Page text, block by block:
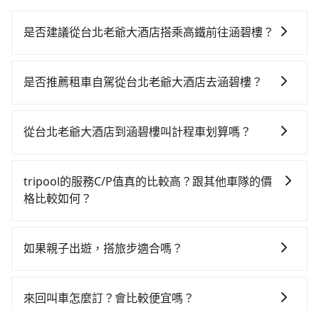
是否建議從台北老爺大酒店搭乘高鐵前往涵碧樓？
費時！從最早06:26一直到23:00，台北-台中一天最多有
200元、車程約16分鐘。抵達高鐵站後，步行進站、現
票價700元，再用10分鐘出站、等待車站前排班的計程
車，搭上小黃後約花70分鐘、車費2,500元後，抵達涵碧
1,600元。但如果全程使用tripool並到府專車接送，則
而且更會額外浪費12分鐘在轉乘與等車上，現在還不馬
是否推薦租車自駕從台北老爺大酒店去涵碧樓？
時不需要閉目養神（因為要自己開車），最重要的是你
$115~205承租小轎車，每公里再額外加收$3.2，從台北
老爺大酒店到涵碧樓的花費預估為$3,050~3,750（金額
預估進去，但額外的汽車保險與可能的罰單都需自付。
數超過四位，更是沒有較大的七人座或九人座可供選
從台北老爺大酒店到涵碧樓叫計程車划算嗎？
灣大車隊、Uber、Line Taxi、Yoxi等，如果在路邊攔不
到車，也可考慮打電話至台北老爺大酒店附近的計程車
間，但如改預約tripool可省高達$2,800。但如果要考慮
490倍。綜合以上，無論在價格或服務品質上，tripool
tripool的服務C/P值真的比較高？跟其他車隊的價
格比較如何？
市場上稍具規模且合法經營的業者，有以短程與城市為
KKDAY、KLOOK、叫車吧等。tripool旅步專注在長程
如果親子出遊，搭旅步適合嗎？
椅及兒童用增高墊供您選購(租借300元/個)，讓您和孩子
來回叫車怎麼訂？會比較便宜嗎？